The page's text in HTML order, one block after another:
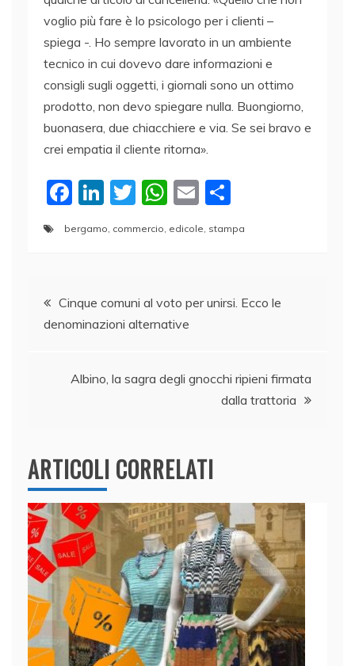
voglio più fare è lo psicologo per i clienti –
spiega -. Ho sempre lavorato in un ambiente
tecnico in cui dovevo dare informazioni e
consigli sugli oggetti, i giornali sono un ottimo
prodotto, non devo spiegare nulla. Buongiorno,
buonasera, due chiacchiere e via. Se sei bravo e
crei empatia il cliente ritorna».
F
c
b
o
k
Li
k
dI
n
T
w
itt
W
h
at
A
p
E
m
ai n
vi
bergamo commercio edicole stampa
Navigazione
articoli
Cinque comuni al voto per unirsi. Ecco le
denominazioni alternative
Albino, la sagra degli gnocchi ripieni firmata
dalla trattoria
ARTICOLI CORRELATI